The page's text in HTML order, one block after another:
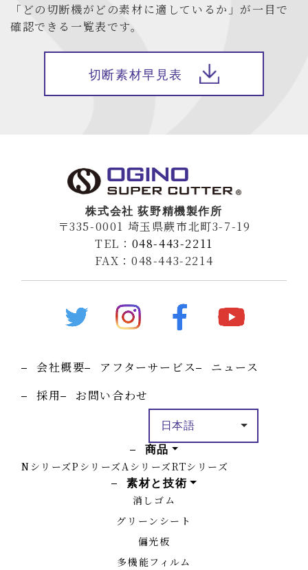
「どの切断機がどの素材に適しているか」が一目で
確認できる一覧表です。
切断素材早見表
株式会社 荻野精機製作所
〒335-0001 埼玉県蕨市北町3-7-19
TEL： 048-443-2211
FAX：048-443-2214
会社概要 アフターサービス
ニュース
採用
お問い合わせ
商品
NシリーズPシリーズAシリーズRTシリーズ
素材と技術
消しゴム
グリーンシート
偏光板
多機能フィルム